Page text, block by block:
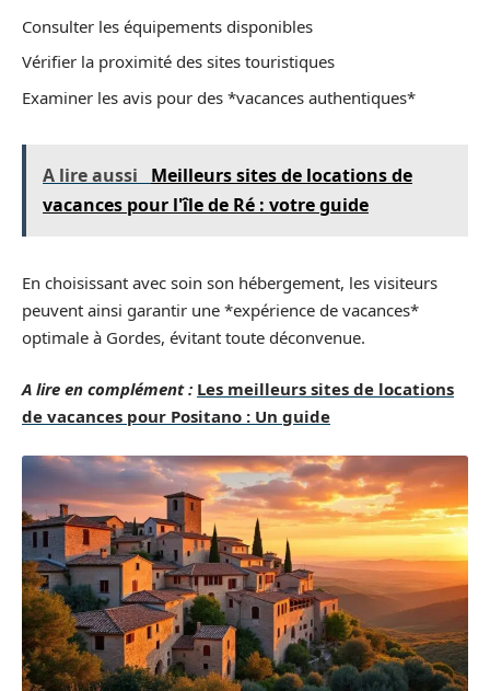
Consulter les équipements disponibles
Vérifier la proximité des sites touristiques
Examiner les avis pour des *vacances authentiques*
A lire aussi
Meilleurs sites de locations de
vacances pour l'île de Ré : votre guide
En choisissant avec soin son hébergement, les visiteurs
peuvent ainsi garantir une *expérience de vacances*
optimale à Gordes, évitant toute déconvenue.
A lire en complément : Les meilleurs sites de locations
de vacances pour Positano : Un guide